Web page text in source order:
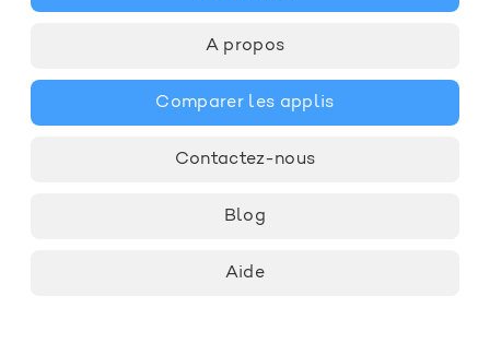
A propos
Comparer les applis
Contactez-nous
Blog
Aide